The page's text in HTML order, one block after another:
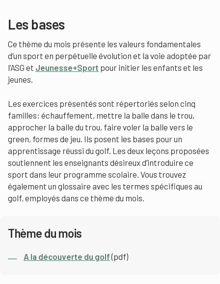
Les bases
Ce thème du mois présente les valeurs fondamentales
d’un sport en perpétuelle évolution et la voie adoptée par
l’ASG et Jeunesse+Sport pour initier les enfants et les
jeunes.
Les exercices présentés sont répertoriés selon cinq
familles: échauffement, mettre la balle dans le trou,
approcher la balle du trou, faire voler la balle vers le
green, formes de jeu. Ils posent les bases pour un
apprentissage réussi du golf. Les deux leçons proposées
soutiennent les enseignants désireux d’introduire ce
sport dans leur programme scolaire. Vous trouvez
également un glossaire avec les termes spécifiques au
golf, employés dans ce thème du mois.
Thème du mois
A la découverte du golf(pdf)